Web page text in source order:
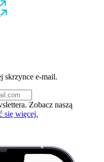
skrzynce e-mail.
Zobacz naszą
się więcej.